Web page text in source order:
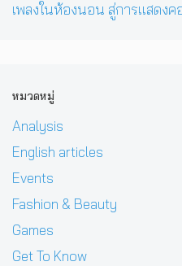
เพลงในห้องนอน สู่การแสดง
หมวดหมู่
Analysis
English articles
Events
Fashion & Beauty
Games
Get To Know